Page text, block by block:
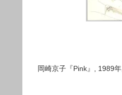
岡崎京子『Pink』, 1989年,